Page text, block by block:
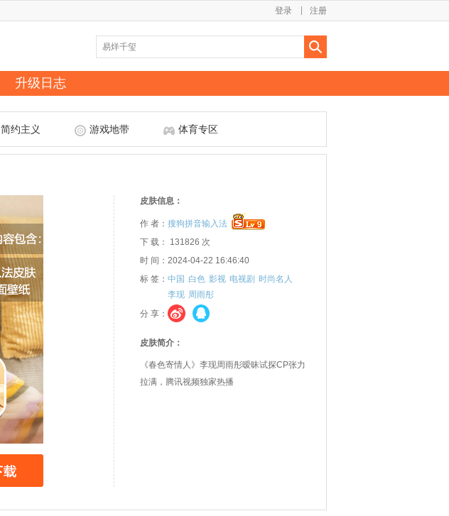
注册
登录
升级日志
简约主义 游戏地带 体育专区
皮肤信息：
作 者： 搜狗拼音输入法
下 载： 131826 次
时 间：2024-04-22 16:46:40
标 签： 中国 白色 影视 电视剧 时尚名人
李现 周雨彤
分 享：
皮肤简介：
《春色寄情人》李现周雨彤暧昧试探CP张力
拉满，腾讯视频独家热播